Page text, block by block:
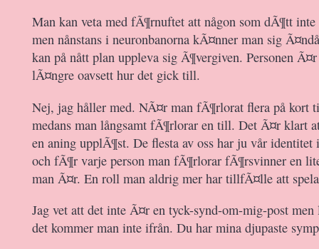
Man kan veta med fÃ¶rnuftet att någon som dÃ¶tt
men nånstans i neuronbanorna kÃ¤nner man sig
kan på nått plan uppleva sig Ã¶vergiven. Personen
lÃ¤ngre oavsett hur det gick till.
Nej, jag håller med. NÃ¤r man fÃ¶rlorat flera på kort
medans man långsamt fÃ¶rlorar en till. Det Ã¤r klart
en aning upplÃ¶st. De flesta av oss har ju vår
och fÃ¶r varje person man fÃ¶rlorar fÃ¶rsvinner en
man Ã¤r. En roll man aldrig mer har tillfÃ¤lle att
Jag vet att det inte Ã¤r en tyck-synd-om-mig-post
det kommer man inte ifrån. Du har mina djupaste